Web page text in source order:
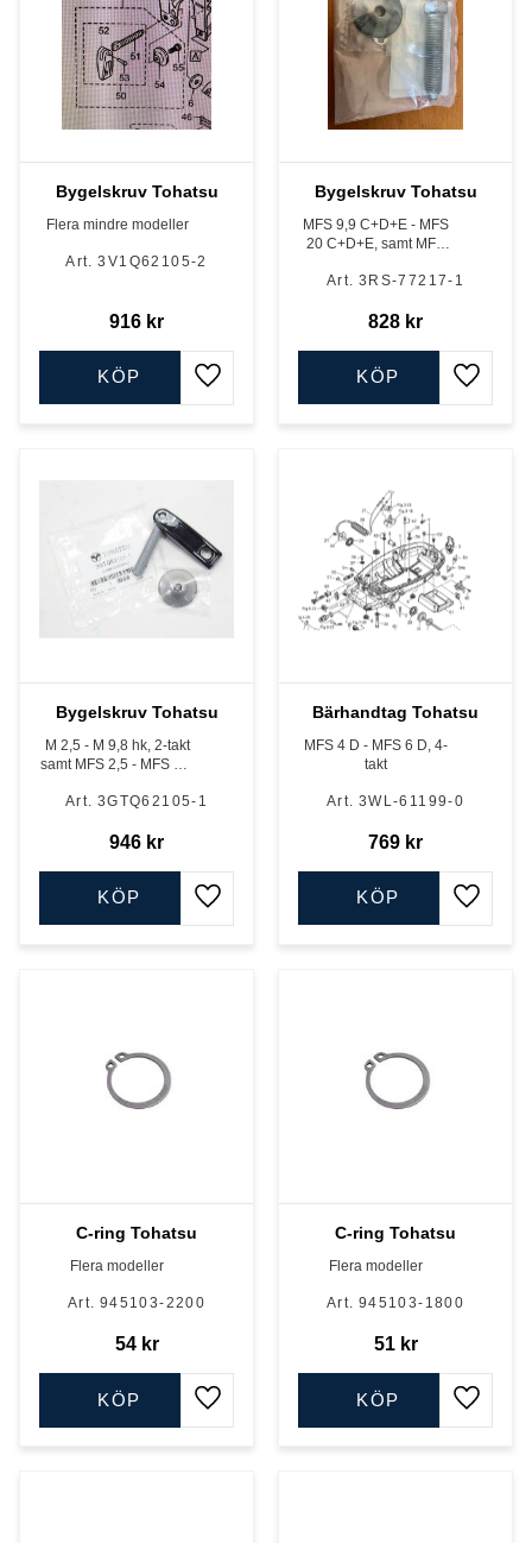
Bygelskruv Tohatsu
Flera mindre modeller
3V1Q62105-2
916 kr
Lägg till i favoriter
KÖP
Bygelskruv Tohatsu
MFS 9,9 C+D+E - MFS
20 C+D+E, samt MFS
4-takt med eltilt/trim.
3RS-77217-1
828 kr
Lägg
KÖP
Bygelskruv Tohatsu
M 2,5 - M 9,8 hk, 2-takt
samt MFS 2,5 - MFS 9,8
3GTQ62105-1
946 kr
Lägg till i favoriter
KÖP
Bärhandtag Tohatsu
MFS 4 D - MFS 6 D, 4-
takt
3WL-61199-0
769 kr
Lägg
KÖP
C-ring Tohatsu
Flera modeller
945103-2200
54kr
Lägg till i favoriter
KÖP
C-ring Tohatsu
Flera modeller
945103-1800
51kr
Lägg
KÖP